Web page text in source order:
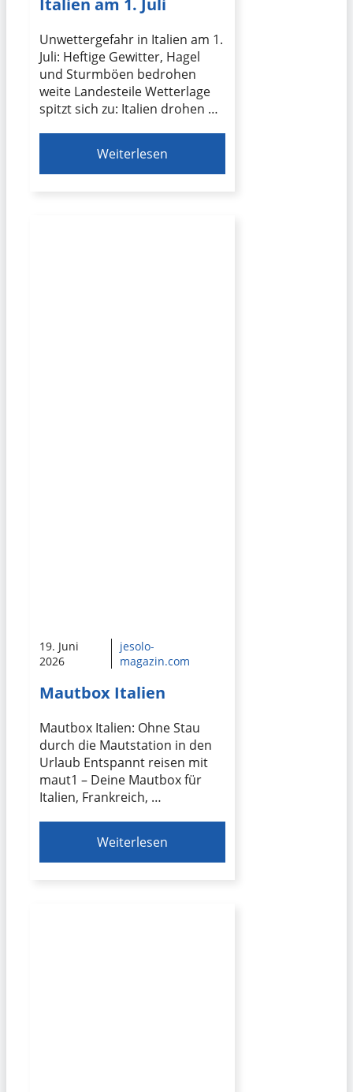
Italien am 1. Juli
Unwettergefahr in Italien am 1.
Juli: Heftige Gewitter, Hagel
und Sturmböen bedrohen
weite Landesteile Wetterlage
spitzt sich zu: Italien drohen …
Weiterlesen
19. Juni
2026
jesolo-
magazin.com
Mautbox Italien
Mautbox Italien: Ohne Stau
durch die Mautstation in den
Urlaub Entspannt reisen mit
maut1 – Deine Mautbox für
Italien, Frankreich, …
Weiterlesen